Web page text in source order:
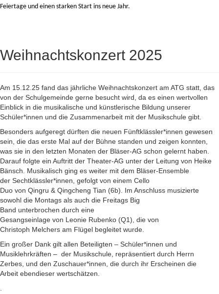
Feiertage und einen starken Start ins neue Jahr.
Weihnachtskonzert 2025
Am 15.12.25 fand das jährliche Weihnachtskonzert am ATG statt, das
von der Schulgemeinde gerne besucht wird, da es einen wertvollen
Einblick in die musikalische und künstlerische Bildung unserer
Schüler*innen und die Zusammenarbeit mit der Musikschule gibt.
Besonders aufgeregt dürften die neuen Fünftklässler*innen gewesen
sein, die das erste Mal auf der Bühne standen und zeigen konnten,
was sie in den letzten Monaten der Bläser-AG schon gelernt haben.
Darauf folgte ein Auftritt der Theater-AG unter der Leitung von Heike
Bänsch. Musikalisch ging es weiter mit dem Bläser-Ensemble
der Sechtklässler*innen, gefolgt von einem Cello
Duo von Qingru & Qingcheng Tian (6b). Im Anschluss musizierte
sowohl die Montags als auch die Freitags Big
Band unterbrochen durch eine
Gesangseinlage von Leonie Rubenko (Q1), die von
Christoph Melchers am Flügel begleitet wurde.
Ein großer Dank gilt allen Beteiligten – Schüler*innen und
Musiklehrkräften – der Musikschule, repräsentiert durch Herrn
Zerbes, und den Zuschauer*innen, die durch ihr Erscheinen die
Arbeit ebendieser wertschätzen.